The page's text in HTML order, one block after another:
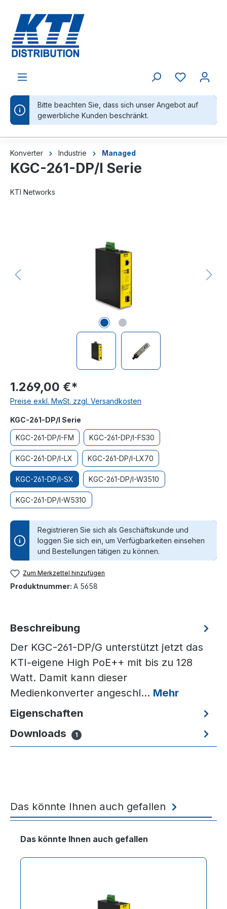
Bitte beachten Sie, dass sich unser Angebot auf
gewerbliche Kunden beschränkt.
Konverter Industrie Managed
KGC-261-DP/I Serie
KTI Networks
1.269,00 €*
Preise exkl. MwSt. zzgl. Versandkosten
KGC-261-DP/I Serie
KGC-261-DP/I-FM KGC-261-DP/I-FS30
KGC-261-DP/I-LX KGC-261-DP/I-LX70
KGC-261-DP/I-SX KGC-261-DP/I-W3510
KGC-261-DP/I-W5310
Registrieren Sie sich als Geschäftskunde und
loggen Sie sich ein, um Verfügbarkeiten einsehen
und Bestellungen tätigen zu können.
Zum Merkzettel hinzufügen
Produktnummer: A 5658
Beschreibung
Der KGC-261-DP/G unterstützt jetzt das
KTI-eigene High PoE++ mit bis zu 128
Watt. Damit kann dieser
Medienkonverter angeschl… Mehr
Eigenschaften
Downloads
1
Das könnte Ihnen auch gefallen
Produktgalerie überspringen
Das könnte Ihnen auch gefallen